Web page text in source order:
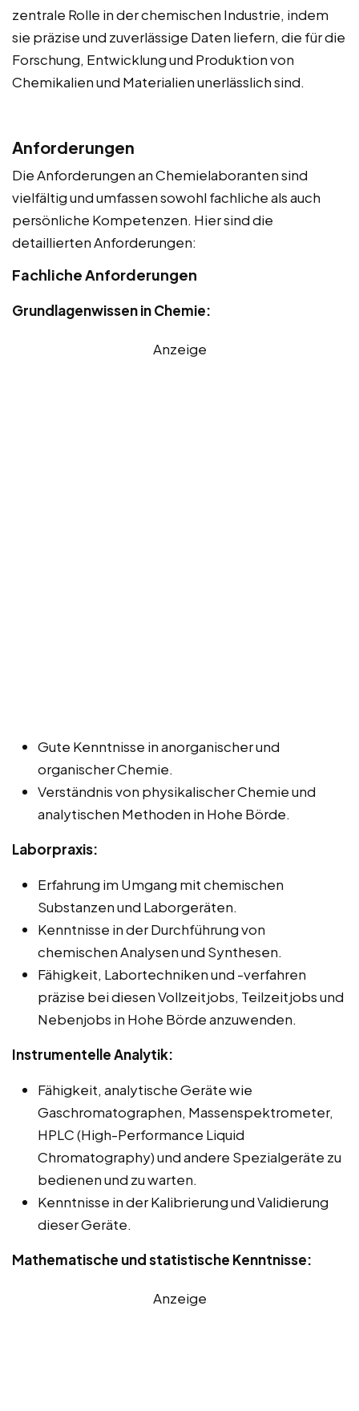
zentrale Rolle in der chemischen Industrie, indem
sie präzise und zuverlässige Daten liefern, die für die
Forschung, Entwicklung und Produktion von
Chemikalien und Materialien unerlässlich sind.
Anforderungen
Die Anforderungen an Chemielaboranten sind
vielfältig und umfassen sowohl fachliche als auch
persönliche Kompetenzen. Hier sind die
detaillierten Anforderungen:
Fachliche Anforderungen
Grundlagenwissen in Chemie:
Anzeige
Gute Kenntnisse in anorganischer und
organischer Chemie.
Verständnis von physikalischer Chemie und
analytischen Methoden in Hohe Börde.
Laborpraxis:
Erfahrung im Umgang mit chemischen
Substanzen und Laborgeräten.
Kenntnisse in der Durchführung von
chemischen Analysen und Synthesen.
Fähigkeit, Labortechniken und -verfahren
präzise bei diesen Vollzeitjobs, Teilzeitjobs und
Nebenjobs in Hohe Börde anzuwenden.
Instrumentelle Analytik:
Fähigkeit, analytische Geräte wie
Gaschromatographen, Massenspektrometer,
HPLC (High-Performance Liquid
Chromatography) und andere Spezialgeräte zu
bedienen und zu warten.
Kenntnisse in der Kalibrierung und Validierung
dieser Geräte.
Mathematische und statistische Kenntnisse:
Anzeige